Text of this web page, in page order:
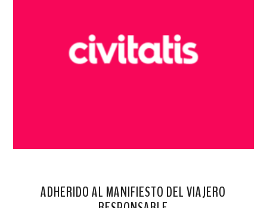
ADHERIDO AL MANIFIESTO DEL VIAJERO